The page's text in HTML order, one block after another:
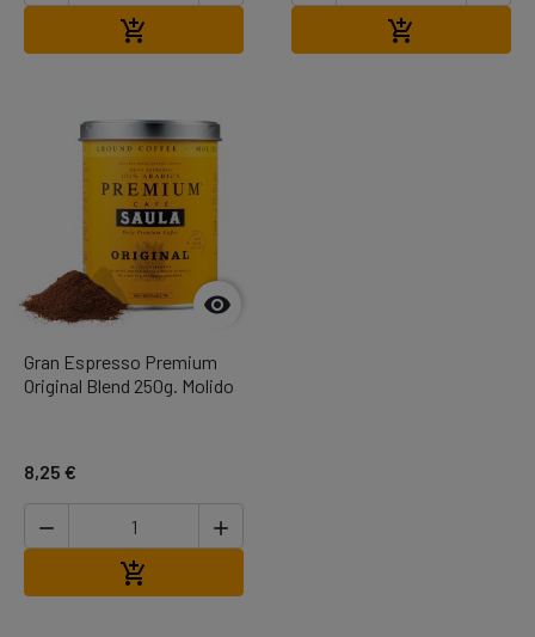
 

Gran Espresso Premium
Original Blend 250g. Molido
8,25 €
 
